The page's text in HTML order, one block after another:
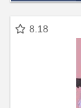
8.18